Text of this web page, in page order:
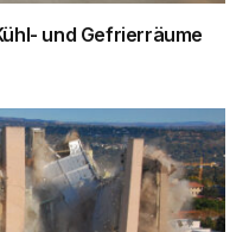
und Gefrierräume